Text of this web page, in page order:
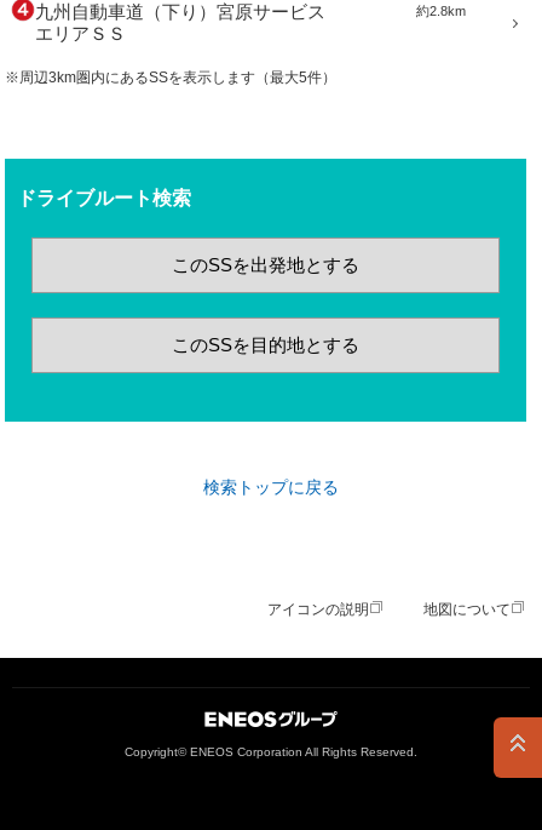
約2.8km
九州自動車道（下り）宮原サービス
エリアＳＳ
※周辺3km圏内にあるSSを表示します（最大5件）
ドライブルート検索
このSSを出発地とする
このSSを目的地とする
検索トップに戻る
アイコンの説明 地図について
Copyright© ENEOS Corporation All Rights Reserved.